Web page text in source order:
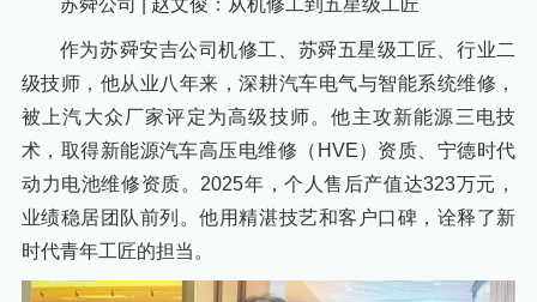
作为苏舜安吉公司机修工、苏舜五星级工匠、行业二
级技师，他从业八年来，深耕汽车电气与智能系统维修，
被上汽大众厂家评定为高级技师。他主攻新能源三电技
术，取得新能源汽车高压电维修（HVE）资质、宁德时代
动力电池维修资质。2025年，个人售后产值达323万元，
业绩稳居团队前列。他用精湛技艺和客户口碑，诠释了新
时代青年工匠的担当。